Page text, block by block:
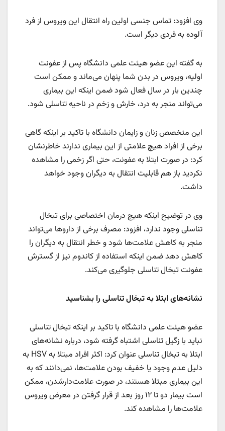
وی افزود: تماس جنسی اولین راه انتقال این ویروس از فرد
آلوده به فردی دیگر است.
به گفته این عضو هیئت علمی دانشگاه پس از عفونت
اولیه، ویروس در بدن شما پنهان می‌ماند و ممکن است
چندین بار در سال فعال شود ضمن اینکه این بیماری
می‌تواند منجر به درد، خارش و زخم در ناحیه تناسلی شود.
این متخصص زنان و زایمان دانشگاه با تاکید بر اینکه گاهی
برخی از افراد هیچ علامتی از این بیماری ندارند خاطرنشان
کرد: در صورت ابتلا به عفونت، حتی اگر زخمی را مشاهده
نکردید باز هم قابلیت انتقال به دیگران وجود خواهد
داشت.
وی در توضیح اینکه هیچ درمان اختصاصی برای تبخال
تناسلی وجود ندارد، افزود: مصرف برخی از داروها می‌تواند
منجر به کاهش علامت‎‌ها شود و خطر انتقال به دیگران را
کاهش دهد ضمن اینکه استفاده از کاندوم نیز از گسترش
عفونت تبخال تناسلی جلوگیری می‌کند.
نشانه‌های ابتلا به تبخال تناسلی را بشناسید
عضو هیئت علمی دانشگاه با تاکید بر اینکه تبخال تناسلی
نباید با زگیل تناسلی اشتباه گرفته شود، درباره نشانه‌های
ابتلا به تبخال تناسلی عنوان کرد: اکثر افراد مبتلا به HSV به
دلیل عدم وجود یا خفیف بودن علامت‌ها، نمی‌دانند که به
این بیماری مبتلا هستند، در صورت علامت‌دارشدن، ممکن
است بیمار دو تا ۱۲ روز بعد از قرار گرفتن در معرض ویروس
علامت‌ها را مشاهده کند.